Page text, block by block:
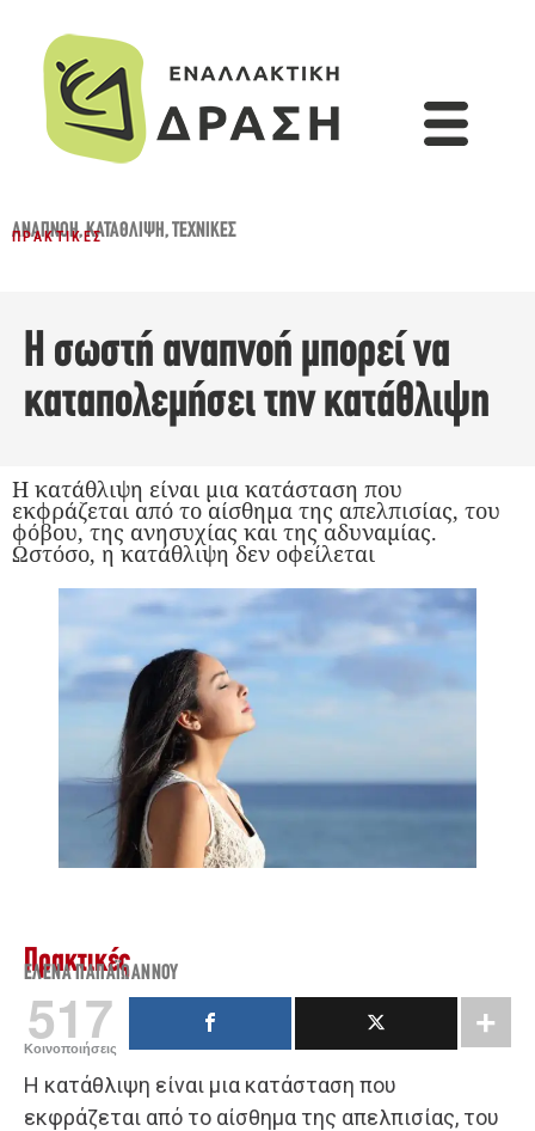
ΑΝΑΠΝΟΉ,ΚΑΤΆΘΛΙΨΗ,ΤΕΧΝΙΚΈΣ
ΠΡΑΚΤΙΚΈΣ
Η σωστή αναπνοή μπορεί να
καταπολεμήσει την κατάθλιψη
Η κατάθλιψη είναι μια κατάσταση που
εκφράζεται από το αίσθημα της απελπισίας, του
φόβου, της ανησυχίας και της αδυναμίας.
Ωστόσο, η κατάθλιψη δεν οφείλεται
Πρακτικές
ΈΛΕΝΑ ΠΑΠΑΪ́ΩΆΝΝΟΥ
517
Κοινοποιήσεις
Η κατάθλιψη είναι μια κατάσταση που
εκφράζεται από το αίσθημα της απελπισίας, του